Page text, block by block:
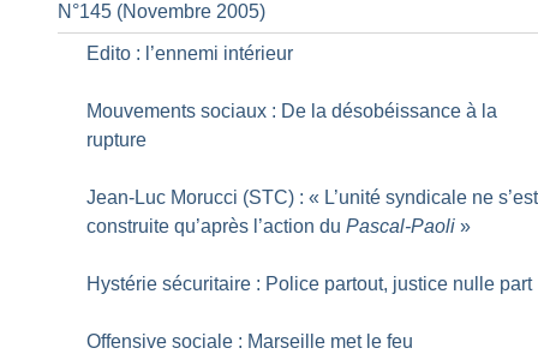
N°145 (Novembre 2005)
Edito : l’ennemi intérieur
Mouvements sociaux : De la désobéissance à la
rupture
Jean-Luc Morucci (STC) : « L’unité syndicale ne s’est
construite qu’après l’action duPascal-Paoli »
Hystérie sécuritaire : Police partout, justice nulle part
Offensive sociale : Marseille met le feu